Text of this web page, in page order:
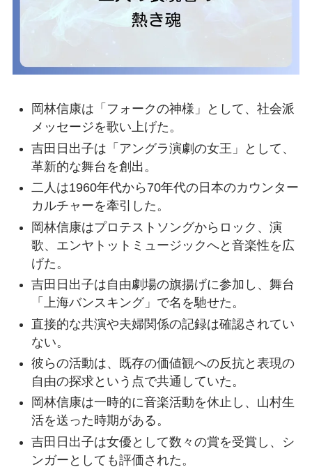
岡林信康は「フォークの神様」として、社会派
メッセージを歌い上げた。
吉田日出子は「アングラ演劇の女王」として、
革新的な舞台を創出。
二人は1960年代から70年代の日本のカウンター
カルチャーを牽引した。
岡林信康はプロテストソングからロック、演
歌、エンヤトットミュージックへと音楽性を広
げた。
吉田日出子は自由劇場の旗揚げに参加し、舞台
「上海バンスキング」で名を馳せた。
直接的な共演や夫婦関係の記録は確認されてい
ない。
彼らの活動は、既存の価値観への反抗と表現の
自由の探求という点で共通していた。
岡林信康は一時的に音楽活動を休止し、山村生
活を送った時期がある。
吉田日出子は女優として数々の賞を受賞し、シ
ンガーとしても評価された。